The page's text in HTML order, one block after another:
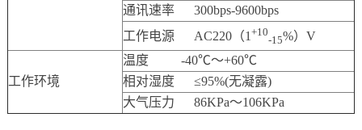
通讯速率 300bps-9600bps
工作电源 AC220（1 +10
-15%）V
工作环境
温度 -40℃～+60℃
相对湿度 ≤95%(无凝露)
大气压力 86KPa～106KPa